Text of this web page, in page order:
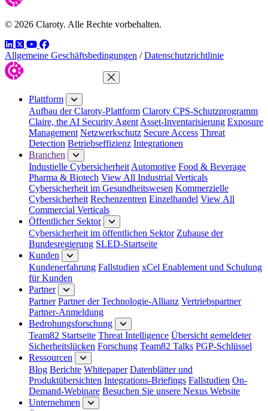
© 2026 Claroty. Alle Rechte vorbehalten.
LinkedIn
TwitterYouTube
Facebook
Allgemeine Geschäftsbedingungen / Datenschutzrichtlinie
Menü schließen
Plattform
Aufbau der Claroty-Plattform Claroty CPS-Schutzprogramm
Claire, the AI Security Agent Asset-Inventarisierung Exposure
Management Netzwerkschutz Secure Access Threat
Detection Betriebseffizienz Integrationen
Branchen
Industielle Cybersicherheit Automotive Food & Beverage
Pharma & Biotech View All Industrial Verticals
Cybersicherheit im Gesundheitswesen Kommerzielle
Cybersicherheit Rechenzentren Einzelhandel View All
Commercial Verticals
Öffentlicher Sektor
Cybersicherheit im öffentlichen Sektor Zuhause der
Bundesregierung SLED-Startseite
Kunden
Kundenerfahrung Fallstudien xCel Enablement und Schulung
für Kunden
Partner
Partner Partner der Technologie-Allianz Vertriebspartner
Partner-Anmeldung
Bedrohungsforschung
Team82 Startseite Threat Intelligence Übersicht gemeldeter
Sicherheitslücken Forschung Team82 Talks PGP-Schlüssel
Ressourcen
Blog Berichte Whitepaper Datenblätter und
Produktübersichten Integrations-Briefings Fallstudien On-
Demand-Webinare Besuchen Sie unsere Nexus Website
Unternehmen